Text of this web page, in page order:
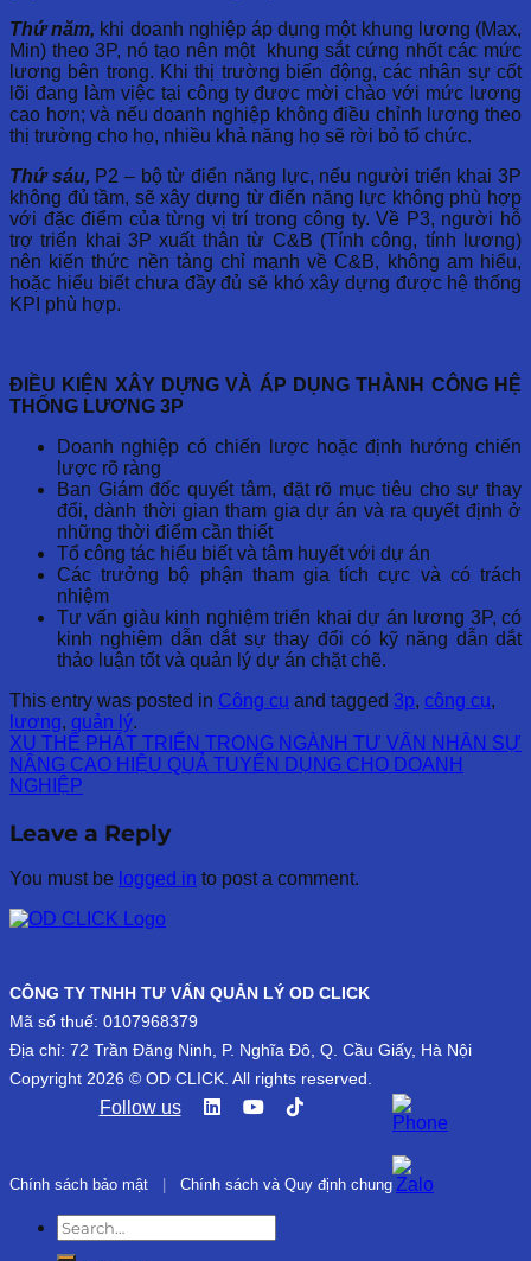
Thứ năm, khi doanh nghiệp áp dụng một khung lương (Max,
Min) theo 3P, nó tạo nên một khung sắt cứng nhốt các mức
lương bên trong. Khi thị trường biến động, các nhân sự cốt
lõi đang làm việc tại công ty được mời chào với mức lương
cao hơn; và nếu doanh nghiệp không điều chỉnh lương theo
thị trường cho họ, nhiều khả năng họ sẽ rời bỏ tổ chức.
Thứ sáu, P2 – bộ từ điển năng lực, nếu người triển khai 3P
không đủ tầm, sẽ xây dựng từ điển năng lực không phù hợp
với đặc điểm của từng vị trí trong công ty. Về P3, người hỗ
trợ triển khai 3P xuất thân từ C&B (Tính công, tính lương)
nên kiến thức nền tảng chỉ mạnh về C&B, không am hiểu,
hoặc hiểu biết chưa đầy đủ sẽ khó xây dựng được hệ thống
KPI phù hợp.
ĐIỀU KIỆN XÂY DỰNG VÀ ÁP DỤNG THÀNH CÔNG HỆ
THỐNG LƯƠNG 3P
Doanh nghiệp có chiến lược hoặc định hướng chiến
lược rõ ràng
Ban Giám đốc quyết tâm, đặt rõ mục tiêu cho sự thay
đổi, dành thời gian tham gia dự án và ra quyết định ở
những thời điểm cần thiết
Tổ công tác hiểu biết và tâm huyết với dự án
Các trưởng bộ phận tham gia tích cực và có trách
nhiệm
Tư vấn giàu kinh nghiệm triển khai dự án lương 3P, có
kinh nghiệm dẫn dắt sự thay đổi có kỹ năng dẫn dắt
thảo luận tốt và quản lý dự án chặt chẽ.
This entry was posted in Công cụ and tagged 3p, công cụ,
lương, quản lý.
XU THẾ PHÁT TRIỂN TRONG NGÀNH TƯ VẤN NHÂN SỰ
NÂNG CAO HIỆU QUẢ TUYỂN DỤNG CHO DOANH
NGHIỆP
Leave a Reply
You must be logged in to post a comment.
CÔNG TY TNHH TƯ VẤN QUẢN LÝ OD CLICK
Mã số thuế: 0107968379
Địa chỉ: 72 Trần Đăng Ninh, P. Nghĩa Đô, Q. Cầu Giấy, Hà Nội
Copyright 2026 © OD CLICK. All rights reserved.
Follow us
Chính sách bảo mật Chính sách và Quy định chung